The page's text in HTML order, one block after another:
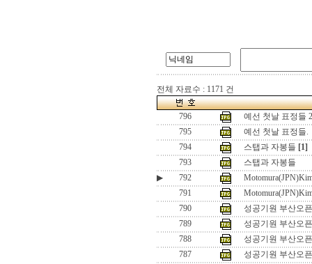
전체 자료수 : 1171 건
796
예선 첫날 표정들 2
795
예선 첫날 표정들.
794
스탭과 자봉들 [1]
793
스탭과 자봉들
▶
792
791
790
성공기원 부산오
789
성공기원 부산오
788
성공기원 부산오
787
성공기원 부산오